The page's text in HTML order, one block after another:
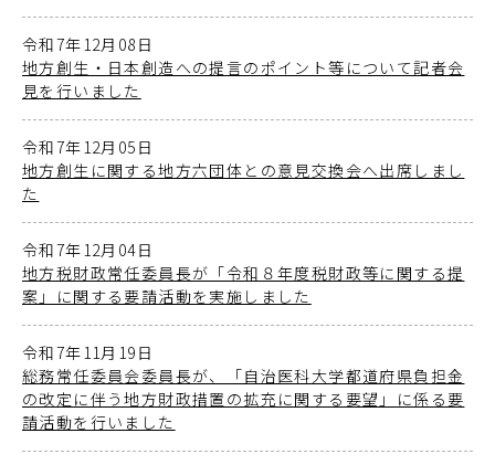
令和7年12月08日
地方創生・日本創造への提言のポイント等について記者会
見を行いました
令和7年12月05日
地方創生に関する地方六団体との意見交換会へ出席しまし
た
令和7年12月04日
地方税財政常任委員長が「令和８年度税財政等に関する提
案」に関する要請活動を実施しました
令和7年11月19日
総務常任委員会委員長が、「自治医科大学都道府県負担金
の改定に伴う地方財政措置の拡充に関する要望」に係る要
請活動を行いました